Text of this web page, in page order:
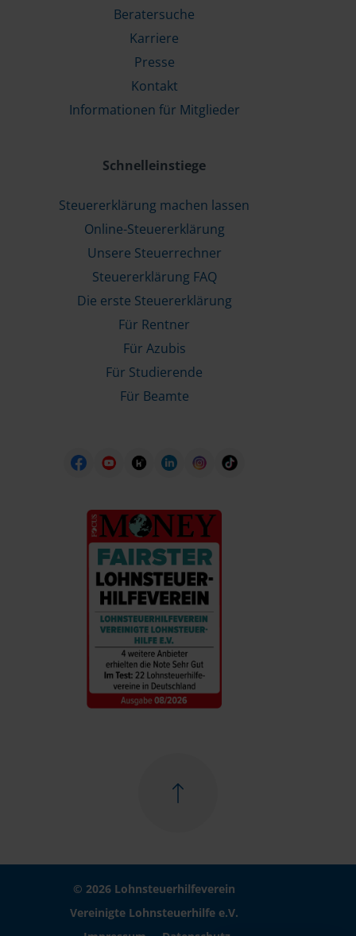
Beratersuche
Karriere
Presse
Kontakt
Informationen für Mitglieder
Schnelleinstiege
Steuererklärung machen lassen
Online-Steuererklärung
Unsere Steuerrechner
Steuererklärung FAQ
Die erste Steuererklärung
Für Rentner
Für Azubis
Für Studierende
Für Beamte
© 2026 Lohnsteuerhilfeverein
Vereinigte Lohnsteuerhilfe e.V.